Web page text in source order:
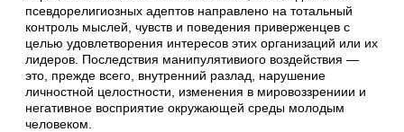
псевдорелигиозных адептов направлено на тотальный
контроль мыслей, чувств и поведения приверженцев с
целью удовлетворения интересов этих организаций или их
лидеров. Последствия манипулятивиого воздействия —
это, прежде всего, внутренний разлад, нарушение
личностной целостности, изменения в мировоззрениии и
негативное восприятие окружающей среды молодым
человеком.